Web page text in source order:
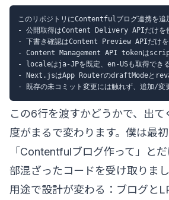
このリポジトリにContentfulブログ連携を追
- 公開取得はContent Delivery APIだけを
- 下書き確認はContent Preview APIだけを
- Content Management API tokenは
- localeはja-JPを既定、en-USも取得でき
- Next.jsはApp RouterのdraftModeと
この6行を渡すかどうかで、出て
度がまるで変わります。僕は最
「Contentfulブログ作って」と
部混ざったコードを受け取りまし
用途で設計が変わる：ブログと